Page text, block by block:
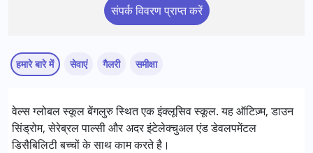
संपर्क विवरण प्राप्त करें
हमारे बारे में
वेल्स ग्लोबल स्कूल बेंगलुरु स्थित एक इंक्लूसिव स्कूल. यह ऑटिज़्म, डाउन
सिंड्रोम, सेरेब्रल पाल्सी और अदर इंटेलेक्चुअल एंड डेवलपमेंटल
डिसैबिलिटी बच्चों के साथ काम करते है।
सेवाएं
रेमेडियल एजुकेशन
स्पेशल एजुकेशन
गैलरी समीक्षा